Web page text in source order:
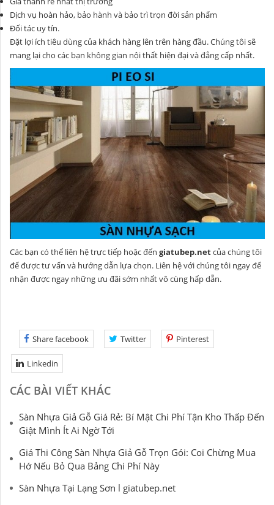
Dịch vụ hoàn hảo, bảo hành và bảo trì trọn đời sản phẩm
Đối tác uy tín.
Đặt lợi ích tiêu dùng của khách hàng lên trên hàng đầu. Chúng tôi sẽ
mang lại cho các bạn không gian nội thất hiện đại và đẳng cấp nhất.
Các bạn có thể liên hệ trực tiếp hoặc đến giatubep.netcủa chúng tôi
để được tư vấn và hướng dẫn lựa chọn. Liên hệ với chúng tôi ngay để
nhận được ngay những ưu đãi sớm nhất vô cùng hấp dẫn.
Share facebook Twitter Pinterest
Linkedin
CÁC BÀI VIẾT KHÁC
Sàn Nhựa Giả Gỗ Giá Rẻ: Bí Mật Chi Phí Tận Kho Thấp Đến
Giật Mình Ít Ai Ngờ Tới
Giá Thi Công Sàn Nhựa Giả Gỗ Trọn Gói: Coi Chừng Mua
Hớ Nếu Bỏ Qua Bảng Chi Phí Này
Sàn Nhựa Tại Lạng Sơn l giatubep.net